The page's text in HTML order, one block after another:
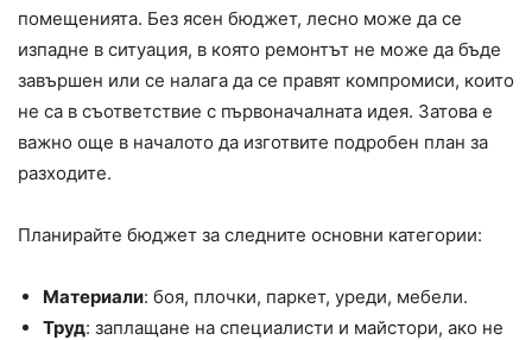
помещенията. Без ясен бюджет, лесно може да се
изпадне в ситуация, в която ремонтът не може да бъде
завършен или се налага да се правят компромиси, които
не са в съответствие с първоначалната идея. Затова е
важно още в началото да изготвите подробен план за
разходите.
Планирайте бюджет за следните основни категории:
Материали: боя, плочки, паркет, уреди, мебели.
Труд: заплащане на специалисти и майстори, ако не